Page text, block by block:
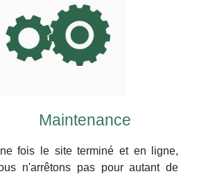
Maintenance
fois le site terminé et en ligne,
n'arrêtons pas pour autant de